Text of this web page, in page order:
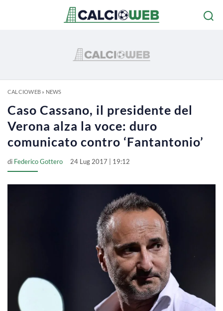
CALCIOWEB» NEWS
Caso Cassano, il presidente del
Verona alza la voce: duro
comunicato contro ‘Fantantonio’
di Federico Gottero 24 Lug 2017 | 19:12